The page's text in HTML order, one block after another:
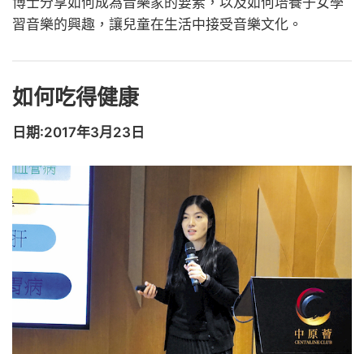
習音樂的興趣，讓兒童在生活中接受音樂文化。
如何吃得健康
日期:2017年3月23日